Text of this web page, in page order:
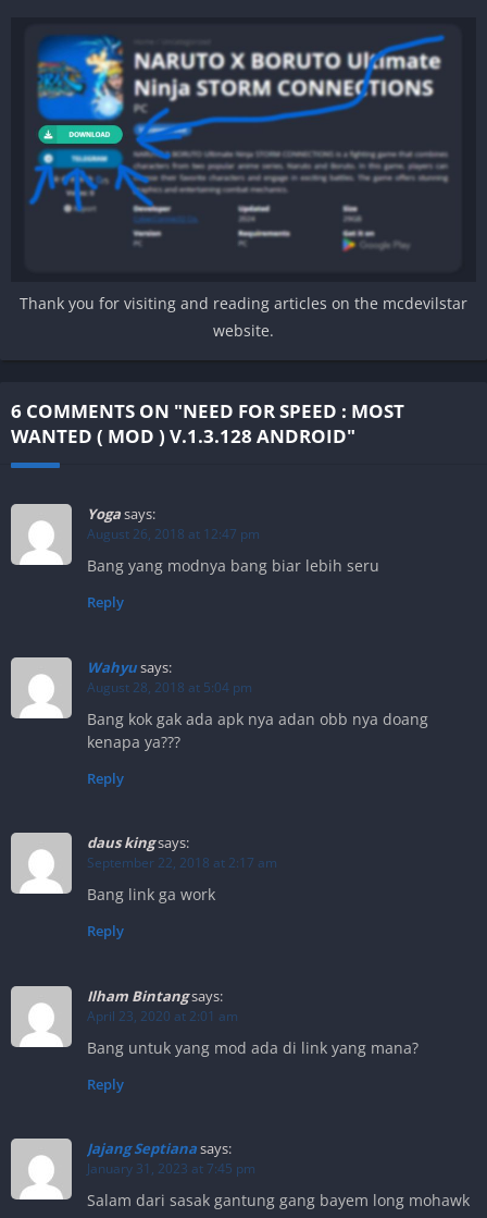
Thank you for visiting and reading articles on the mcdevilstar
website.
6 COMMENTS ON "NEED FOR SPEED : MOST
WANTED ( MOD ) V.1.3.128 ANDROID"
Yogasays:
August 26, 2018 at 12:47 pm
Bang yang modnya bang biar lebih seru
Reply
Wahyusays:
August 28, 2018 at 5:04 pm
Bang kok gak ada apk nya adan obb nya doang
kenapa ya???
Reply
daus kingsays:
September 22, 2018 at 2:17 am
Bang link ga work
Reply
Ilham Bintangsays:
April 23, 2020 at 2:01 am
Bang untuk yang mod ada di link yang mana?
Reply
Jajang Septianasays:
January 31, 2023 at 7:45 pm
Salam dari sasak gantung gang bayem long mohawk